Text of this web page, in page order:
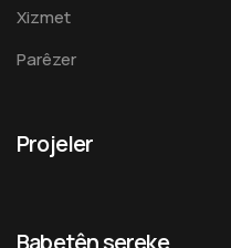
Xizmet
Parêzer
Projeler
Babetên sereke